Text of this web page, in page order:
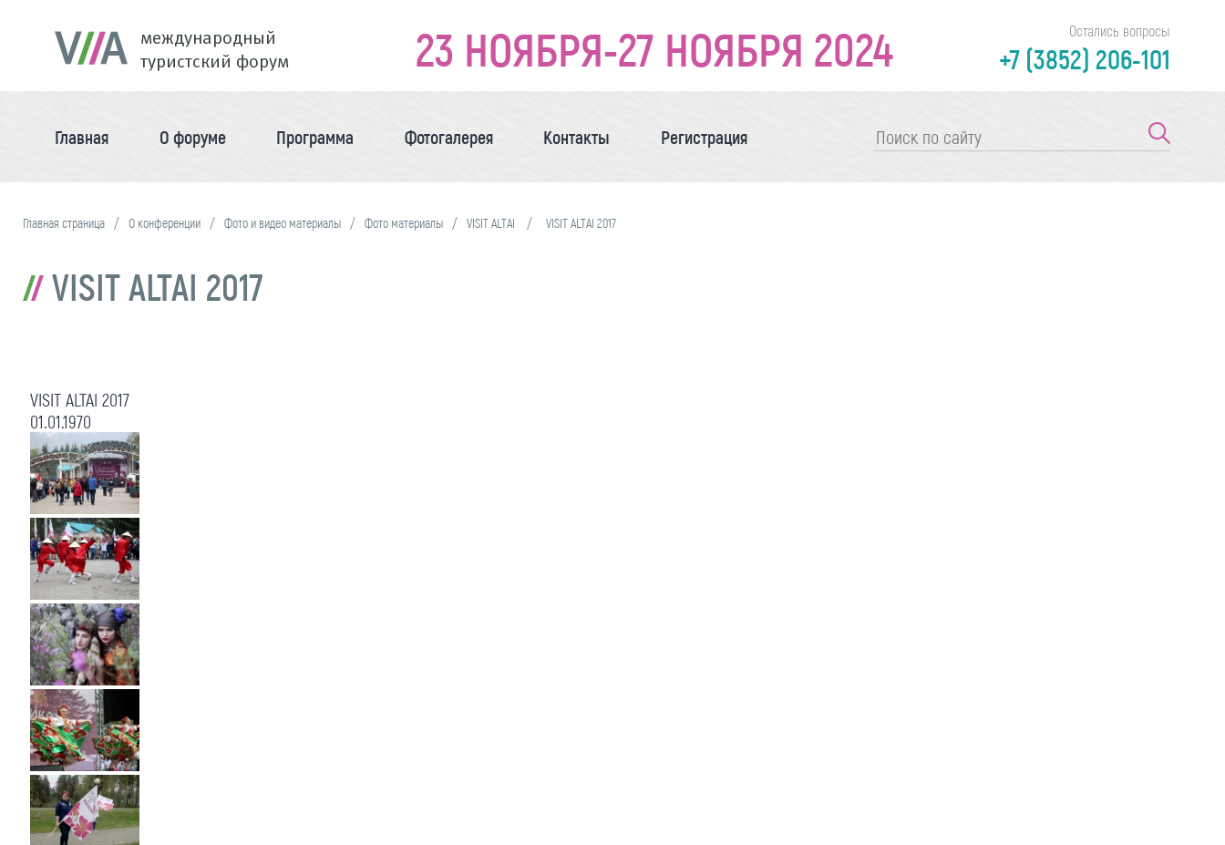
международный
туристский форум
23 НОЯБРЯ-27 НОЯБРЯ 2024 Остались вопросы
+7 (3852) 206-101
Главная О форуме Программа Фотогалерея Контакты Регистрация
Главная страница О конференции Фото и видео материалы Фото материалы VISIT ALTAI VISIT ALTAI 2017
VISIT ALTAI 2017
VISIT ALTAI 2017
01.01.1970